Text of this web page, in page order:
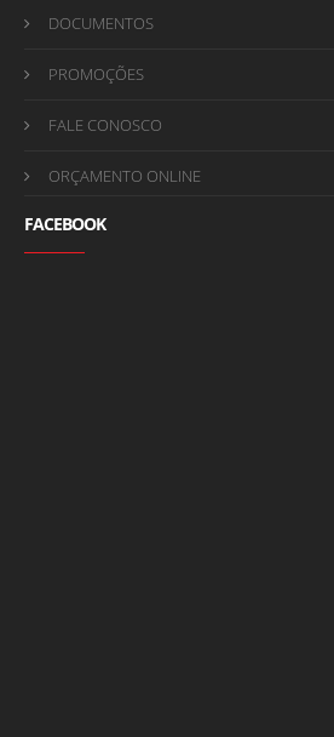
DOCUMENTOS
PROMOÇÕES
FALE CONOSCO
ORÇAMENTO ONLINE
FACEBOOK